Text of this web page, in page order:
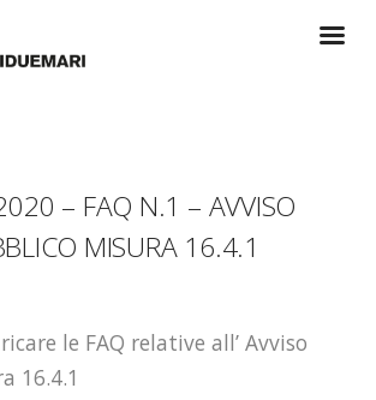
– FAQ N.1 – AVVISO
MISURA 16.4.1
le FAQ relative all’ Avviso
16.4.1